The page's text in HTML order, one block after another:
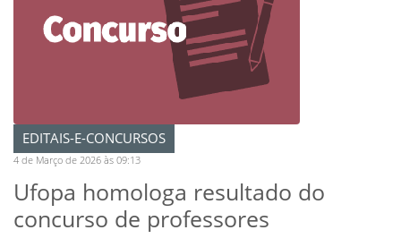
EDITAIS-E-CONCURSOS
4 de Março de 2026 às 09:13
Ufopa homologa resultado do
concurso de professores